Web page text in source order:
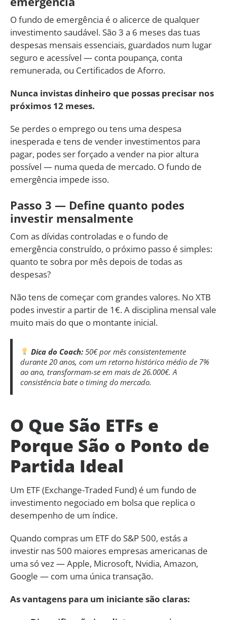
O fundo de emergência é o alicerce de qualquer
investimento saudável. São 3 a 6 meses das tuas
despesas mensais essenciais, guardados num lugar
seguro e acessível — conta poupança, conta
remunerada, ou Certificados de Aforro.
Nunca invistas dinheiro que possas precisar nos
próximos 12 meses.
Se perdes o emprego ou tens uma despesa
inesperada e tens de vender investimentos para
pagar, podes ser forçado a vender na pior altura
possível — numa queda de mercado. O fundo de
emergência impede isso.
Passo 3 — Define quanto podes
investir mensalmente
Com as dívidas controladas e o fundo de
emergência construído, o próximo passo é simples:
quanto te sobra por mês depois de todas as
despesas?
Não tens de começar com grandes valores. No XTB
podes investir a partir de 1€. A disciplina mensal vale
muito mais do que o montante inicial.
Dica do Coach: 50€ por mês consistentemente
durante 20 anos, com um retorno histórico médio de 7%
ao ano, transformam-se em mais de 26.000€. A
consistência bate o timing do mercado.
O Que São ETFs e
Porque São o Ponto de
Partida Ideal
Um ETF (Exchange-Traded Fund) é um fundo de
investimento negociado em bolsa que replica o
desempenho de um índice.
Quando compras um ETF do S&P 500, estás a
investir nas 500 maiores empresas americanas de
uma só vez — Apple, Microsoft, Nvidia, Amazon,
Google — com uma única transação.
As vantagens para um iniciante são claras: